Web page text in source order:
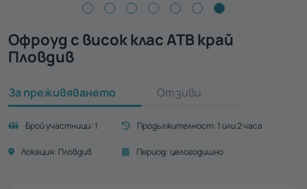
Офроуд с висок клас АТВ край
Пловдив
За преживяването Отзиви
Брой участници: 1 Продължителност: 1 или 2 часа
Локация: Пловдив Период:целогодишно